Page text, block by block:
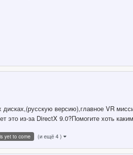
версию),главное VR
это из-за DirectX 9.0?Помогите хоть
yet to come (и ещё 4 )